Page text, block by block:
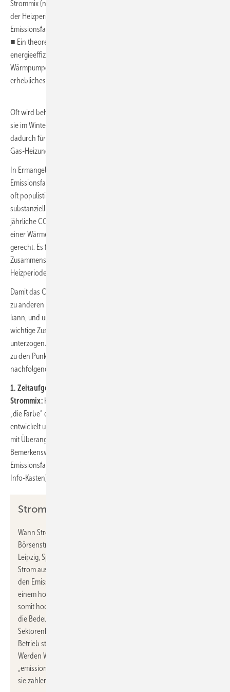
Strommix (nationale Erzeugung) zeigt jedoch, dass der Netzstrom in
der Heizperiode keineswegs einen besonders hohen CO
Emissionsfaktor aufweist.
■ Ein theoretischer Vergleich sowie die Gegenüberstellung einer
energieeffizient betriebenen Gas-Heizung und einer Luft/Wasser-
Wärmpumpe vor / nach einer Heizungsumstellung ergeben ein
erhebliches CO
Oft wird behauptet: „Wärmepumpen sind nicht klimafreundlich – weil
sie im Winter hauptsächlich mit Kohlestrom betrieben werden und
dadurch für das Klima nicht besser (oder sogar schlechter) als eine
Gas-Heizung sind.“ Stimmt das (noch)?
In Ermangelung offizieller monatlicher oder saisonaler CO
Emissionsfaktoren für die Stromerzeugung kann dem Mythos und der
oft populistisch geführten Diskussion leider auch kaum unmittelbar
substanziell etwas entgegengesetzt werden. Denn der bekannte
jährliche CO
einer Wärmepumpe und der Winterproblematik nicht ohne Weiteres
gerecht. Es fehlt eine faktenbasierte Abschätzung der tatsächlichen
Zusammensetzung für den Strommix im Winter bzw. in der
Heizperiode.
Damit das CO
zu anderen Heizsystemen mit höherer Genauigkeit ermittelt werden
kann, und um den Kohlestrom-Mythos zu widerlegen, wurden fünf
wichtige Zusammenhänge und Aspekte einem Faktencheck
unterzogen. In diesem Fachbeitrag werden zunächst die Ergebnisse
zu den Punkten 1 und 2 vorgestellt; die Punkte 3 bis 5 werden
nachfolgend aufbereitet.
1. Zeitaufgelöste CO
Strommix:Hierzu wurden grafische sehr anschauliche Heatmaps für
„die Farbe“ des Strommixes (Agorameter-Daten 2018 bis 2023)
entwickelt und per Auszählung die Stunden mit „Dunkelflaute“ bzw.
mit Überangebot an „grünem Strom“ ermittelt und gegenübergestellt.
Bemerkenswert ist dabei die hohe Korrelation von CO
Emissionsfaktor und Spotmarktpreis an der Strombörse EPEX (siehe
Info-Kasten).
Strompreis und Emissionsfaktor
Wann Strom „grün“ oder eher „grau“ ist, lässt sich gut am
Börsenstrompreis abschätzen, denn der Börsenstrompreis (EEX
Leipzig, Spotmarkt, EPEX Spot) korreliert durch den Vorrang für
Strom aus erneuerbaren Energien, das Merit-Order-Prinzip und
den Emissionshandel sehr gut mit dem Angebot an EE-Strom. Bei
einem hohen Angebot an EE-Strom ist die Wahrscheinlichkeit
somit hoch, dass der Börsenstrompreis niedrig ist. Deshalb wird
die Bedeutung von dynamischen Stromtarifen für die
Sektorenkopplung ganz allgemein und insbesondere für den
Betrieb steuerbarer / dimmbarer Wärmepumpen steigen.
Werden Wärmepumpen zukünftig netzdienlich und
„emissionsdienlich“ betrieben, steigt ihre Wirtschaftlichkeit und
sie zahlen noch mehr auf die Klimaziele ein.